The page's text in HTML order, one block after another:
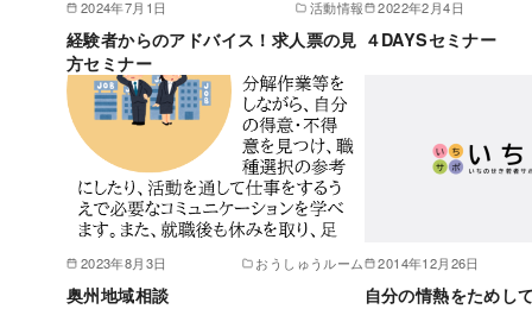
2024年7月1日 活動情報
経験者からのアドバイス！求人票の見
方セミナー
2022年2月4日
４DAYSセミナー
2023年8月3日 おうしゅうルーム
奥州地域相談
2014年12月26日
自分の情熱をためし